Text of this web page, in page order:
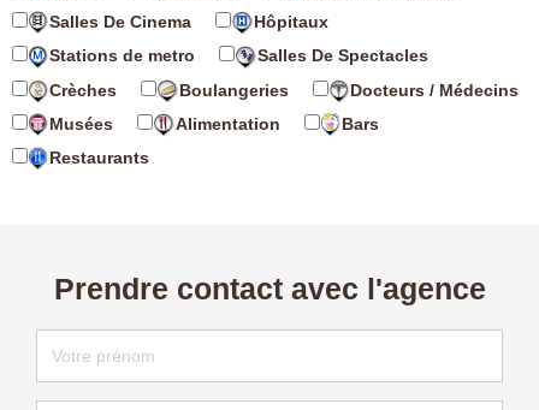
Salles De Cinema
Hôpitaux
Stations de metro
Salles De Spectacles
Crèches
Boulangeries
Docteurs / Médecins
Musées
Alimentation
Bars
Restaurants
Prendre contact avec l'agence